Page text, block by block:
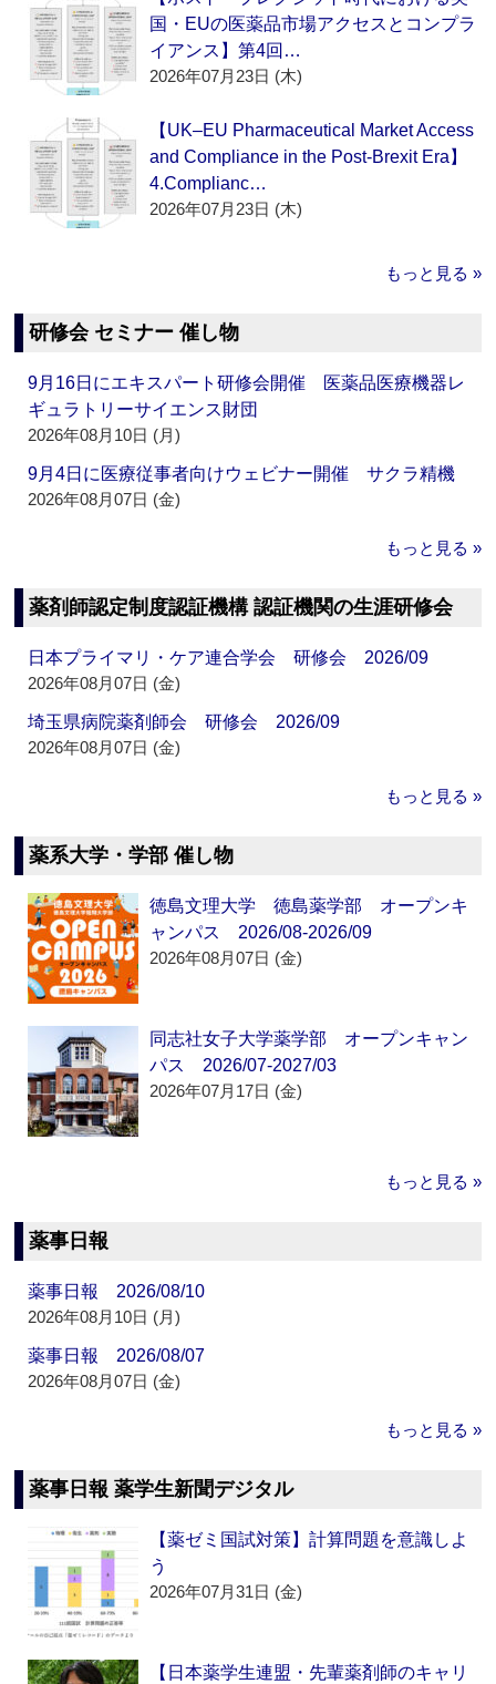
国・EUの医薬品市場アクセスとコンプラ
イアンス】第4回…
2026年07月23日 (木)
【UK–EU Pharmaceutical Market Access
and Compliance in the Post-Brexit Era】
4.Complianc…
2026年07月23日 (木)
もっと見る »
研修会 セミナー 催し物
9月16日にエキスパート研修会開催 医薬品医療機器レ
ギュラトリーサイエンス財団
2026年08月10日 (月)
9月4日に医療従事者向けウェビナー開催 サクラ精機
2026年08月07日 (金)
もっと見る »
薬剤師認定制度認証機構 認証機関の生涯研修会
日本プライマリ・ケア連合学会 研修会 2026/09
2026年08月07日 (金)
埼玉県病院薬剤師会 研修会 2026/09
2026年08月07日 (金)
もっと見る »
薬系大学・学部 催し物
徳島文理大学 徳島薬学部 オープンキ
ャンパス 2026/08-2026/09
2026年08月07日 (金)
同志社女子大学薬学部 オープンキャン
パス 2026/07-2027/03
2026年07月17日 (金)
もっと見る »
薬事日報
薬事日報 2026/08/10
2026年08月10日 (月)
薬事日報 2026/08/07
2026年08月07日 (金)
もっと見る »
薬事日報 薬学生新聞デジタル
【薬ゼミ国試対策】計算問題を意識しよ
う
2026年07月31日 (金)
【日本薬学生連盟・先輩薬剤師のキャリ